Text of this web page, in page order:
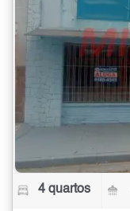
4 quartos